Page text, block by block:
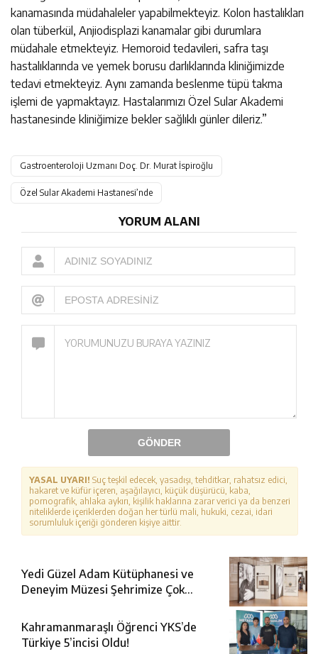
kanamasında müdahaleler yapabilmekteyiz. Kolon hastalıkları
olan tüberkül, Anjiodisplazi kanamalar gibi durumlara
müdahale etmekteyiz. Hemoroid tedavileri, safra taşı
hastalıklarında ve yemek borusu darlıklarında kliniğimizde
tedavi etmekteyiz. Aynı zamanda beslenme tüpü takma
işlemi de yapmaktayız. Hastalarımızı Özel Sular Akademi
hastanesinde kliniğimize bekler sağlıklı günler dileriz.”
Gastroenteroloji Uzmanı Doç. Dr. Murat İspiroğlu
Özel Sular Akademi Hastanesi’nde
YORUM ALANI
GÖNDER
YASAL UYARI! Suç teşkil edecek, yasadışı, tehditkar, rahatsız edici,
hakaret ve küfür içeren, aşağılayıcı, küçük düşürücü, kaba,
pornografik, ahlaka aykırı, kişilik haklarına zarar verici ya da benzeri
niteliklerde içeriklerden doğan her türlü mali, hukuki, cezai, idari
sorumluluk içeriği gönderen kişiye aittir.
Yedi Güzel Adam Kütüphanesi ve
Deneyim Müzesi Şehrimize Çok
Kahramanmaraşlı Öğrenci YKS’de
Türkiye 5’incisi Oldu!